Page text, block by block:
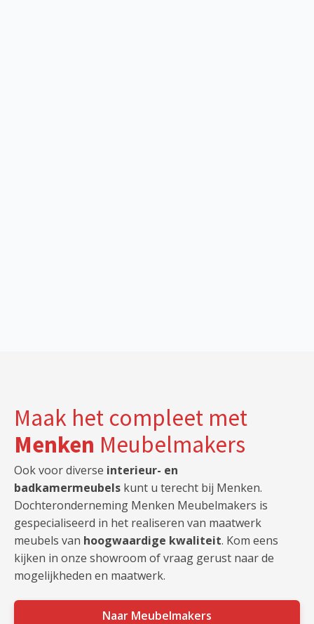
Maak het compleet met
Menken Meubelmakers
Ook voor diverse interieur- en
badkamermeubels kunt u terecht bij Menken.
Dochteronderneming Menken Meubelmakers is
gespecialiseerd in het realiseren van maatwerk
meubels van hoogwaardige kwaliteit. Kom eens
kijken in onze showroom of vraag gerust naar de
mogelijkheden en maatwerk.
Naar Meubelmakers